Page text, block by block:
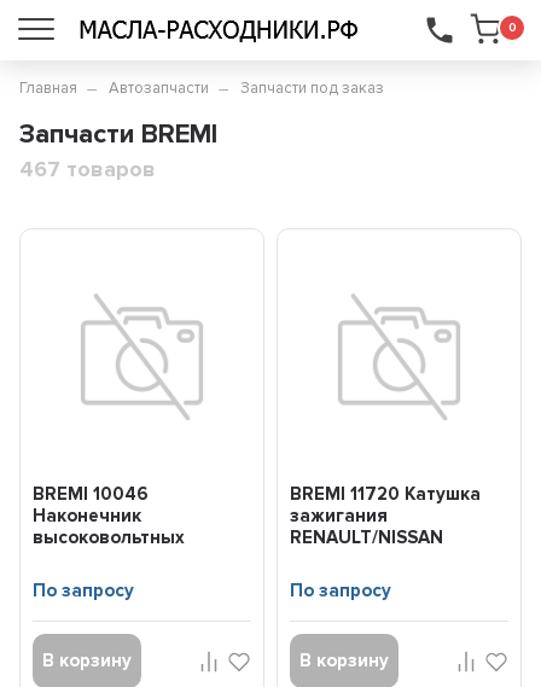
0
...
Главная Автозапчасти Запчасти под заказ
Запчасти BREMI
467 товаров
BREMI 10046
Наконечник
высоковольтных
W201/W202/W203/W124/W210/W1...
По запросу
В корзину
BREMI 11720 Катушка
зажигания
RENAULT/NISSAN
По запросу
В корзину